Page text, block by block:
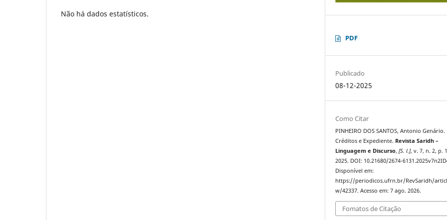
Não há dados estatísticos.
PDF
Publicado
08-12-2025
Como Citar
PINHEIRO DOS SANTOS, Antonio Genário.
Créditos e Expediente. Revista Saridh –
Linguagem e Discurso,[S. l.], v. 7, n. 2, p.
2025. DOI: 10.21680/2674-
Disponível em:
https://periodicos.ufrn.br/RevSaridh/
w/42337. Acesso em: 7 ago. 2026.
Fomatos de Citação